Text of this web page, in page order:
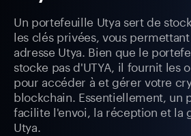
Un portefeuille Utya sert de
les clés privées, vous
adresse Utya. Bien que le
stocke pas d'UTYA, il fournit les
pour accéder à et gérer votre
blockchain. Essentiellement, un
facilite l'envoi, la réception et la
Utya.